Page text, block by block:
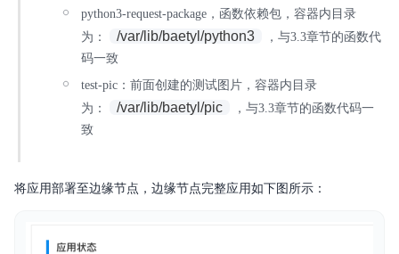
python3-request-package，函数依赖包，容器内目录
为：
/var/lib/baetyl/python3
，与3.3章节的函数代
码一致
test-pic：前面创建的测试图片，容器内目录
为：
/var/lib/baetyl/pic
，与3.3章节的函数代码一
致
将应用部署至边缘节点，边缘节点完整应用如下图所示：